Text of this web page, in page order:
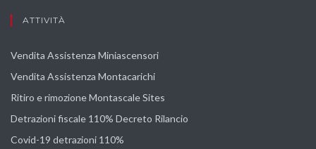
ATTIVITÀ
Vendita Assistenza Miniascensori
Vendita Assistenza Montacarichi
Ritiro e rimozione Montascale Sites
Detrazioni fiscale 110% Decreto Rilancio
Covid-19 detrazioni 110%